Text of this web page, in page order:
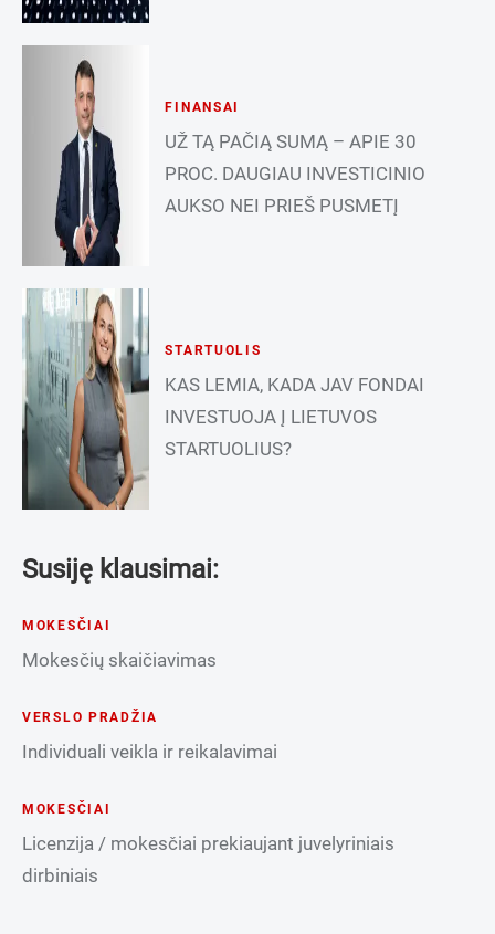
FINANSAI
UŽ TĄ PAČIĄ SUMĄ – APIE 30
PROC. DAUGIAU INVESTICINIO
AUKSO NEI PRIEŠ PUSMETĮ
STARTUOLIS
KAS LEMIA, KADA JAV FONDAI
INVESTUOJA Į LIETUVOS
STARTUOLIUS?
Susiję klausimai:
MOKESČIAI
Mokesčių skaičiavimas
VERSLO PRADŽIA
Individuali veikla ir reikalavimai
MOKESČIAI
Licenzija / mokesčiai prekiaujant juvelyriniais
dirbiniais